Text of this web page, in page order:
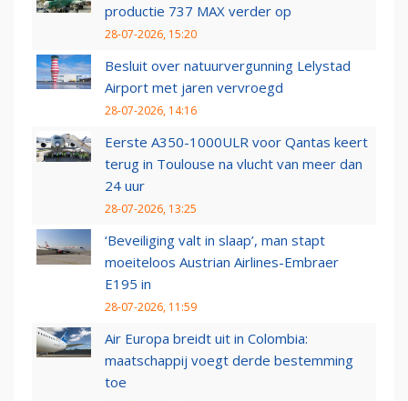
productie 737 MAX verder op
28-07-2026, 15:20
Besluit over natuurvergunning Lelystad
Airport met jaren vervroegd
28-07-2026, 14:16
Eerste A350-1000ULR voor Qantas keert
terug in Toulouse na vlucht van meer dan
24 uur
28-07-2026, 13:25
‘Beveiliging valt in slaap’, man stapt
moeiteloos Austrian Airlines-Embraer
E195 in
28-07-2026, 11:59
Air Europa breidt uit in Colombia:
maatschappij voegt derde bestemming
toe